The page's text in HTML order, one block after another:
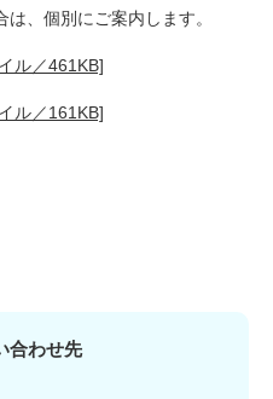
、個別にご案内します。
ル／461KB]
ル／161KB]
合わせ先